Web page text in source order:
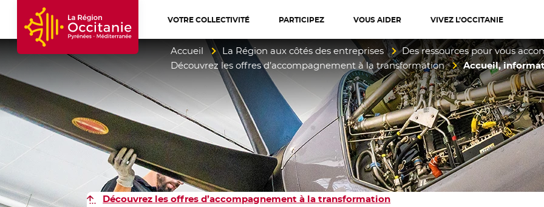
Accueil Région Occitanie / Pyrénées-Méditerranée
VOTRE COLLECTIVITÉ PARTICIPEZ VOUS AIDER VIVEZ L’OCCITANIE
Accueil La Région aux côtés des entreprises
Des ressources pour vous
Découvrez les offres d’accompagnement à la transformation
Accueil,
Découvrez les offres d’accompagnement à la transformation